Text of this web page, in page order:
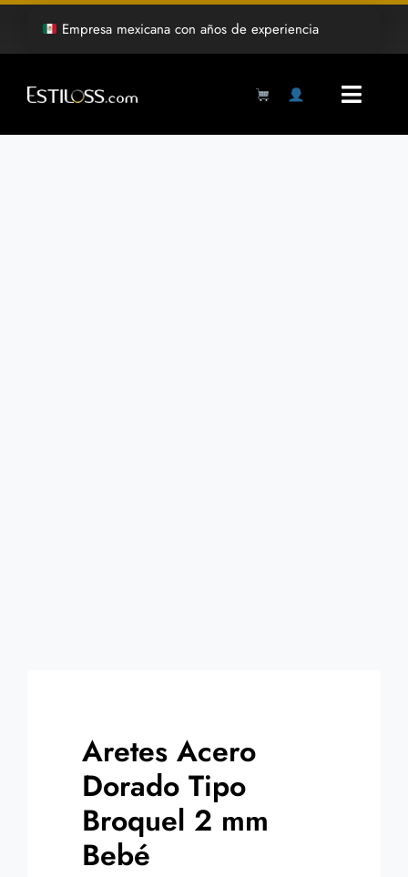
Saltar
contenido
Empresa mexicana con años de experiencia
Aretes Acero
Dorado Tipo
Broquel 2 mm
Bebé